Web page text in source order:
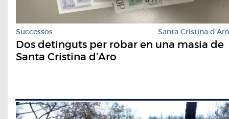
Successos Santa Cristina d'Aro
Dos detinguts per robar en una masia de
Santa Cristina d’Aro